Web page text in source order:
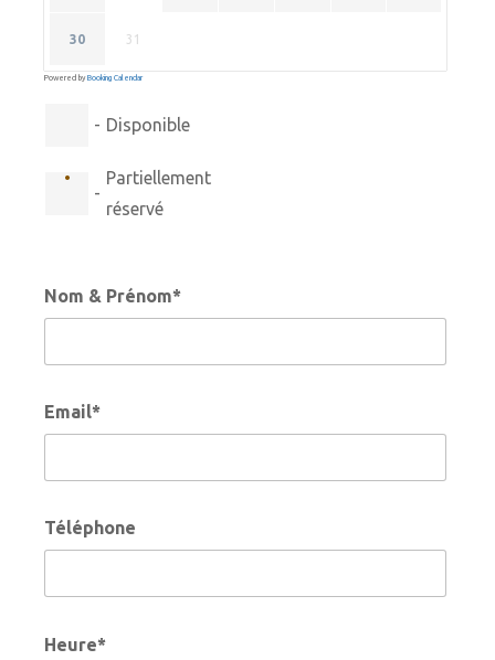
30 31
Powered byBooking Calendar
- Disponible
·
-
Partiellement
réservé
Nom & Prénom*
Email*
Téléphone
Heure*